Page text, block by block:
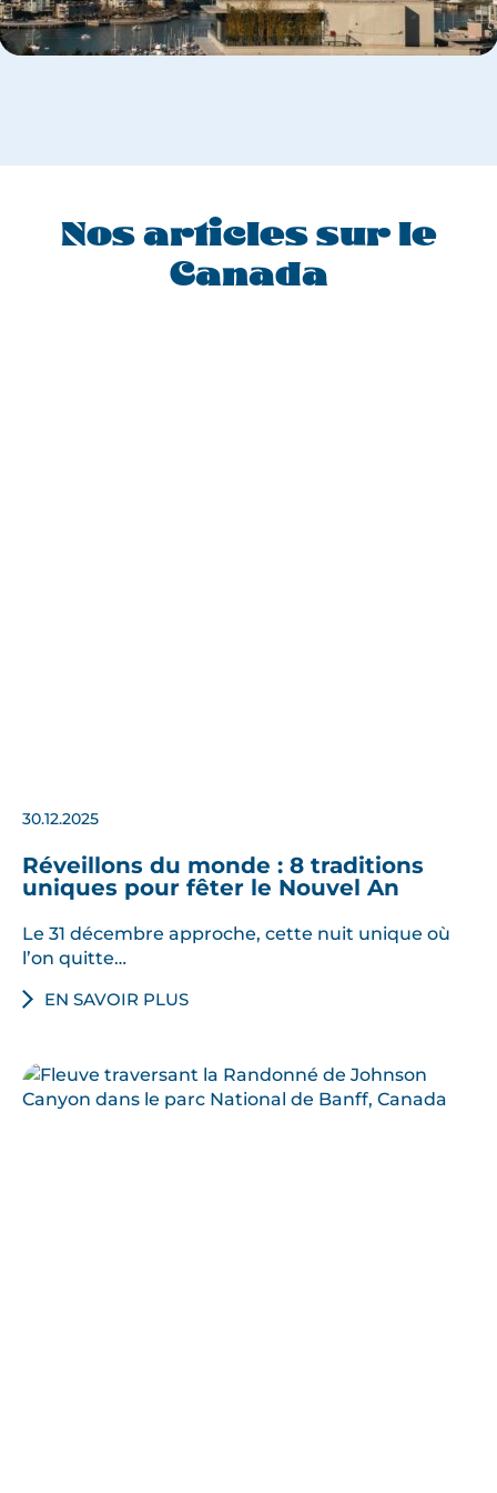
Nos articles sur le
Canada
30.12.2025
Réveillons du monde : 8 traditions
uniques pour fêter le Nouvel An
Le 31 décembre approche, cette nuit unique où
l’on quitte…
EN SAVOIR PLUS